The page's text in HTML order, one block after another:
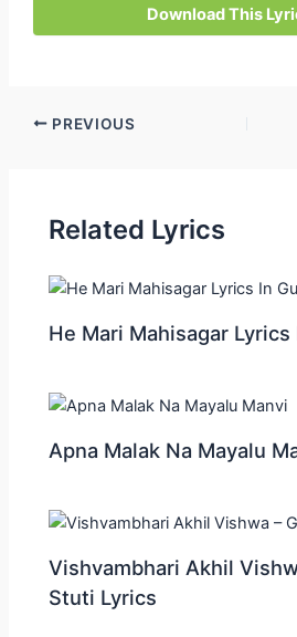
Download This
Post
PREVIOUS
Related Lyrics
He Mari Mahisagar Lyrics
Apna Malak Na Mayalu
Vishvambhari Akhil
Stuti Lyrics